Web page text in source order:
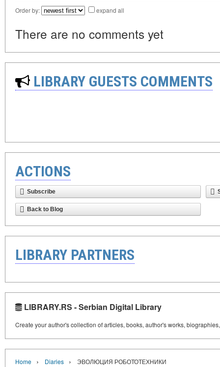
Order by: expand all
There are no comments yet
LIBRARY GUESTS COMMENTS
ACTIONS
Subscribe
Back to Blog
LIBRARY PARTNERS
LIBRARY.RS - Serbian Digital Library
Create your author's collection of articles, books, author's works,
Home › Diaries › ЭВОЛЮЦИЯ РОБОТОТЕХНИКИ